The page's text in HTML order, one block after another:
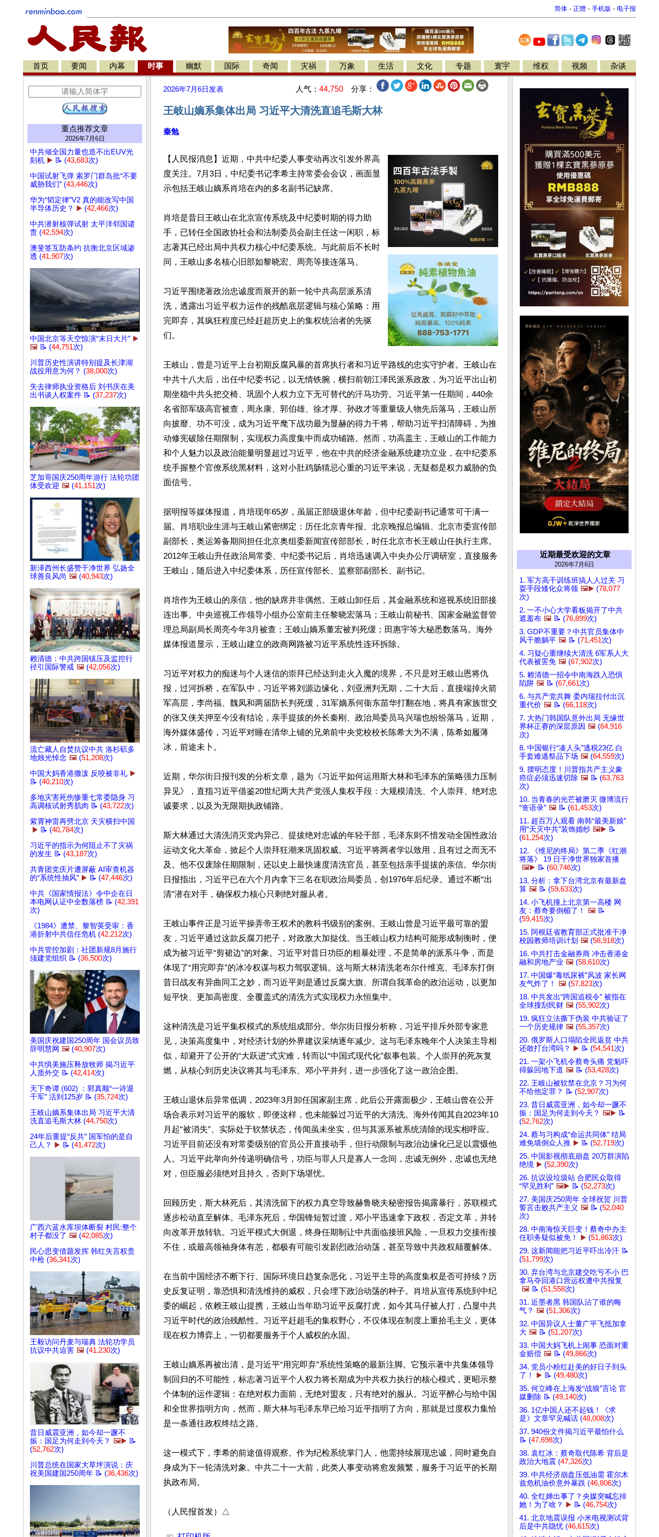
简体 - 正體 - 手机版 - 电子报
首页 要闻 内幕 时事 幽默 国际 奇闻 灾祸 万象 生活 文化 专题 寰宇 维权 视频 杂谈
重点推荐文章
2026年7月6日
中共倾全国力量也造不出EUV光
刻机 ▶️ 📝 (43,683次)
中国试射飞弹 索罗门群岛批“不要
威胁我们” (43,446次)
华为“韬定律”V2 真的能改写中国
半导体历史？
▶️ (42,466次)
中共潜射核弹试射 太平洋邻国谴
责 (42,594次)
澳斐签互防条约 抗衡北京区域渗
透 (41,907次)
中国北京等天空惊演“末日大片” ▶️
🖼️ 📝 (44,751次)
川普历史性演讲特别提及长津湖
战役用意为何？ (38,000次)
失去律师执业资格后 刘书庆在美
出书谈人权案件 📝 (37,237次)
芝加哥国庆250周年游行 法轮功团
体受欢迎 🖼️ (41,151次)
新泽西州长盛赞干净世界 弘扬全
球善良风尚 🖼️ (40,943次)
赖清德：中共跨国镇压及监控行
径引国际警戒 🖼️ (42,056次)
流亡藏人自焚抗议中共 洛杉矶多
地烛光悼念 🖼️ (51,208次)
中国大妈香港撒泼 反咬被非礼 ▶️
📝 (40,210次)
多地灾害死伤惨重七常委隐身 习
高调核试射秀肌肉 📝 (43,722次)
紫霄神雷再劈北京 天灾横扫中国
▶️ 📝 (40,784次)
习近平的指示为何阻止不了灾祸
的发生 📝 (43,187次)
共青团党庆片遭屏蔽 AI审查机器
的“系统性抽风” ▶️ 📝 (47,446次)
中共《国家情报法》令中企在日
本电网认证中全数落榜 📝 (42,391
次)
《1984》遭禁、黎智英受审：香
港折射中共信任危机 (42,212次)
中共管控加剧：社团新规8月施行
须建党组织 📝 (36,500次)
美国庆祝建国250周年 国会议员致
辞明慧网 🖼️ (40,907次)
中共惧美施压释放牧师 揭习近平
人质外交 📝 (42,414次)
天下奇谭 (602) ：郭真顺“一诗退
千军” 活到125岁 📝 (35,724次)
王岐山嫡系集体出局 习近平大清
洗直追毛斯大林 (44,750次)
24年后重提“反共” 国军怕的是自
己人？
▶️ 📝 (41,472次)
广西六蓝水库坝体断裂 村民:整个
村子都没了 🖼️ (42,085次)
民心思变借题发挥 韩红失言权贵
中枪 (36,341次)
王毅访问丹麦与瑞典 法轮功学员
抗议中共迫害 🖼️ (41,230次)
昔日威震亚洲，如今却一蹶不
振：国足为何走到今天？ 🖼️▶️ 📝
(52,762次)
川普总统在国家大草坪演说：庆
祝美国建国250周年 📝 (36,436次)
2026年7月6日 发表 人气： 44,750 分享：
王岐山嫡系集体出局 习近平大清洗直追毛斯大林
秦勉
【人民报消息】近期，中共中纪委人事变动再次引发外界高
度关注。7月3日，中纪委书记李希主持常委会会议，画面显
示包括王岐山嫡系肖培在内的多名副书记缺席。
肖培是昔日王岐山在北京宣传系统及中纪委时期的得力助
手，已转任全国政协社会和法制委员会副主任这一闲职，标
志著其已经出局中共权力核心中纪委系统。与此前后不长时
间，王岐山多名核心旧部如黎晓宏、周亮等接连落马。
习近平围绕著政治忠诚度而展开的新一轮中共高层派系清
洗，透露出习近平权力运作的残酷底层逻辑与核心策略：用
完即弃，其疯狂程度已经赶超历史上的集权统治者的先驱
们。
王岐山，曾是习近平上台初期反腐风暴的首席执行者和习近平路线的忠实守护者。王岐山在
中共十八大后，出任中纪委书记，以无情铁腕，横扫前朝江泽民派系政敌，为习近平出山初
期坐稳中共头把交椅、巩固个人权力立下无可替代的汗马功劳。习近平第一任期间，440余
名省部军级高官被查，周永康、郭伯雄、徐才厚、孙政才等重量级人物先后落马，王岐山所
向披靡、功不可没，成为习近平麾下战功最为显赫的得力干将，帮助习近平扫清障碍，为推
动修宪破除任期限制，实现权力高度集中而成功铺路。然而，功高盖主，王岐山的工作能力
和个人魅力以及政治能量明显超过习近平，他在中共的经济金融系统建功立业，在中纪委系
统手握整个官僚系统黑材料，这对小肚鸡肠猜忌心重的习近平来说，无疑都是权力威胁的负
面信号。
据明报等媒体报道，肖培现年65岁，虽届正部级退休年龄，但中纪委副书记通常可干满一
届。肖培职业生涯与王岐山紧密绑定：历任北京青年报、北京晚报总编辑、北京市委宣传部
副部长，奥运筹备期间担任北京奥组委新闻宣传部部长，时任北京市长王岐山任执行主席。
2012年王岐山升任政治局常委、中纪委书记后，肖培迅速调入中央办公厅调研室，直接服务
王岐山，随后进入中纪委体系，历任宣传部长、监察部副部长、副书记。
肖培作为王岐山的亲信，他的缺席并非偶然。王岐山卸任后，其金融系统和巡视系统旧部接
连出事。中央巡视工作领导小组办公室前主任黎晓宏落马；王岐山前秘书、国家金融监督管
理总局副局长周亮今年3月被查；王岐山嫡系董宏被判死缓；田惠宇等大秘悉数落马。海外
媒体报道显示，王岐山建立的政商网路被习近平系统性连环拆除。
习近平对权力的痴迷与个人迷信的崇拜已经达到走火入魔的境界，不只是对王岐山恩将仇
报，过河拆桥，在军队中，习近平将刘源边缘化，刘亚洲判无期，二十大后，直接端掉火箭
军高层，李尚福、魏凤和两届防长判死缓，31军嫡系何衞东苗华打翻在地，将具有家族世交
的张又侠关押至今没有结论，亲手提拔的外长秦刚、政治局委员马兴瑞也纷纷落马，近期，
海外媒体盛传，习近平对睡在清华上铺的兄弟前中央党校校长陈希大为不满，陈希如履薄
冰，前途未卜。
近期，华尔街日报刊发的分析文章，题为《习近平如何运用斯大林和毛泽东的策略强力压制
异见》，直指习近平借鉴20世纪两大共产党强人集权手段：大规模清洗、个人崇拜、绝对忠
诚要求，以及为无限期执政铺路。
斯大林通过大清洗消灭党内异己、提拔绝对忠诚的年轻干部，毛泽东则不惜发动全国性政治
运动文化大革命，掀起个人崇拜狂潮来巩固权威。习近平将两者学以致用，且有过之而无不
及。他不仅废除任期限制，还以史上最快速度清洗官员，甚至包括亲手提拔的亲信。华尔街
日报指出，习近平已在六个月内拿下三名在职政治局委员，创1976年后纪录。通过不断“出
清”潜在对手，确保权力核心只剩绝对服从者。
王岐山事件正是习近平操弄帝王权术的教科书级别的案例。王岐山曾是习近平最可靠的盟
友，习近平通过这款反腐刀把子，对政敌大加挞伐。当王岐山权力结构可能形成制衡时，便
成为被习近平“剪裙边”的对象。习近平对昔日功臣的粗暴处理，不是简单的派系斗争，而是
体现了“用完即弃”的冰冷权谋与权力驾驭逻辑。这与斯大林清洗老布尔什维克、毛泽东打倒
昔日战友有异曲同工之妙，而习近平则是通过反腐大旗、所谓自我革命的政治运动，以更加
短平快、更加高密度、全覆盖式的清洗方式实现权力永恒集中。
这种清洗是习近平集权模式的系统组成部分。华尔街日报分析称，习近平排斥外部专家意
见，决策高度集中，对经济计划的外界建议采纳逐年减少。这与毛泽东晚年个人决策主导相
似，却避开了公开的“大跃进”式灾难，转而以“中国式现代化”叙事包装。个人崇拜的死灰复
燃，从核心到历史决议将其与毛泽东、邓小平并列，进一步强化了这一政治企图。
王岐山退休后异常低调，2023年3月卸任国家副主席，此后公开露面极少，王岐山曾在公开
场合表示对习近平的服软，即便这样，也未能躲过习近平的大清洗。海外传闻其自2023年10
月起“被消失”、实际处于软禁状态，传闻虽未坐实，但与其派系被系统清除的现实相呼应。
习近平目前还没有对常委级别的官员公开直接动手，但行动限制与政治边缘化已足以震慑他
人。习近平此举向外传递明确信号，功臣与罪人只是寡人一念间，忠诚无例外，忠诚也无绝
对，但臣服必须绝对且持久，否则下场堪忧。
回顾历史，斯大林死后，其清洗留下的权力真空导致赫鲁晓夫秘密报告揭露暴行，苏联模式
逐步松动直至解体。毛泽东死后，华国锋短暂过渡，邓小平迅速拿下政权，否定文革，并转
向改革开放转轨。习近平模式大倒退，终身任期制让中共面临接班风险，一旦权力交接衔接
不住，或最高领袖身体有恙，都极有可能引发剧烈政治动荡，甚至导致中共政权颠覆解体。
在当前中国经济不断下行、国际环境日趋复杂恶化，习近平主导的高度集权是否可持续？历
史反复证明，靠恐惧和清洗维持的威权，只会埋下政治动荡的种子。肖培从宣传系统到中纪
委的崛起，依赖王岐山提携，王岐山当年助习近平反腐打虎，如今其马仔被人打，凸显中共
习近平时代的政治残酷性。习近平赶超毛的集权野心，不仅体现在制度上重拾毛主义，更体
现在权力博弈上，一切都要服务于个人威权的永固。
王岐山嫡系再被出清，是习近平“用完即弃”系统性策略的最新注脚。它预示著中共集体领导
制回归的不可能性，标志著习近平个人权力将长期成为中共权力执行的核心模式，更昭示整
个体制的运作逻辑：在绝对权力面前，无绝对盟友，只有绝对的服从。习近平醉心与给中国
和全世界指明方向，然而，斯大林与毛泽东早已给习近平指明了方向，那就是过度权力集恰
是一条通往政权终结之路。
这一模式下，李希的前途值得观察。作为纪检系统掌门人，他需持续展现忠诚，同时避免自
身成为下一轮清洗对象。中共二十一大前，此类人事变动将愈发频繁，服务于习近平的长期
执政布局。
（人民报首发）△
近期最受欢迎的文章
2026年7月6日
1. 军方高干训练班搞人人过关 习
耍手段矮化众将领 🖼️▶️ (78,077
次)
2. 一不小心大学看板揭开了中共
遮羞布 🖼️ 📝 (76,899次)
3. GDP不重要？中共官员集体中
风干脆躺平 🖼️ 📝 (71,451次)
4. 习疑心重继续大清洗 6军系人大
代表被罢免 🖼️ (67,902次)
5. 赖清德一招令中南海跌入恐惧
陷阱 🖼️ 📝 (67,661次)
6. 与共产党共舞 委内瑞拉付出沉
重代价 🖼️ 📝 (66,118次)
7. 大热门韩国队意外出局 无缘世
界杯正赛的深层原因 🖼️ (64,916
次)
8. 中国银行“凑人头”逃税23亿 白
手套难逃祭品下场 🖼️ (64,559次)
9. 摆明态度！川普指共产主义象
癌症必须迅速切除 🖼️ 📝 (63,763
次)
10. 当青春的光芒被磨灭 微博流行
“丧语录” 🖼️ 📝 (61,453次)
11. 超百万人观看 南韩“最美新娘”
用“天灭中共”装饰婚纱 🖼️▶️ 📝
(61,254次)
12. 《维尼的终局》第二季《红潮
将落》 19 日干净世界独家首播
🖼️▶️ 📝 (60,746次)
13. 分析：拿下台湾北京有最新盘
算 🖼️ 📝 (59,633次)
14. 小飞机撞上北京第一高楼 网
友：蔡奇要倒楣了！
🖼️ 📝
(59,415次)
15. 阿根廷省教育部正式批准干净
校园教师培训计划 🖼️ (58,918次)
16. 中共打击金融券商 冲击香港金
融和房地产业 🖼️ (58,610次)
17. 中国爆“毒纸尿裤”风波 家长网
友气炸了！
🖼️ (57,823次)
18. 中共发出“跨国追税令” 被指在
全球搜刮民财 🖼️ (55,902次)
19. 疯狂立法撕下伪装 中共验证了
一个历史规律 🖼️ (55,357次)
20. 俄罗斯人口塌陷全民返贫 中共
还敢打台湾吗？
▶️ 📝 (54,541次)
21. 一架小飞机令蔡奇头痛 党魁吓
得躲回地下道 🖼️ 📝 (53,428次)
22. 王岐山被软禁在北京？习为何
不给他定罪？ 📝 (52,907次)
23. 昔日威震亚洲，如今却一蹶不
振：国足为何走到今天？ 🖼️▶️ 📝
(52,762次)
24. 蔡与习构成“命运共同体” 结局
难免墙倒众人推 ▶️ 📝 (52,719次)
25. 中国影视彻底崩盘 20万群演陷
绝境 ▶️ (52,390次)
26. 抗议设垃圾站 合肥民众取得
“罕见胜利” 🖼️▶️ 📝 (52,273次)
27. 美国庆250周年 全球祝贺 川普
誓言击败共产主义 🖼️ 📝 (52,040
次)
28. 中南海惊天巨变！蔡奇中办主
任职务疑似被免！
▶️ (51,863次)
29. 这新闻能把习近平吓出冷汗 📝
(51,799次)
30. 弃台湾与北京建交吃亏不小 巴
拿马夺回港口营运权遭中共报复
🖼️ 📝 (51,558次)
31. 近墨者黑 韩国队沾了谁的晦
气？ 🖼️ (51,306次)
32. 中国异议人士董广平飞抵加拿
大 🖼️ 📝 (51,207次)
33. 中国大妈飞机上闹事 恐面对重
金赔偿 🖼️ 📝 (49,866次)
34. 党员小粉红赴美的好日子到头
了！
▶️ 📝 (49,480次)
35. 何立峰在上海发“战狼”言论 官
媒删除 📝 (49,140次)
36. 1亿中国人还不起钱！《求
是》文章罕见喊话 (48,008次)
37. 940份文件揭习近平最怕什么
📝 (47,698次)
38. 袁红冰：蔡奇取代陈希 背后是
政治大地震 (47,326次)
39. 中共经济崩盘压低油需 霍尔木
兹危机油价意外暴跌 (46,806次)
40. 全红婵出事了？央媒突喊忘掉
她！为了啥？
▶️ 📝 (46,754次)
41. 北京地震误报 小米电视测试背
后是中共隐忧 (46,615次)